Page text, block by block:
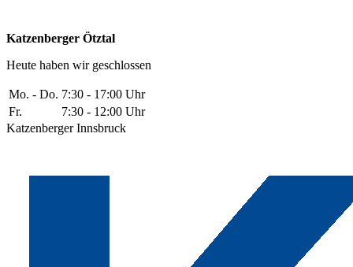
Katzenberger Ötztal
Heute haben wir geschlossen
Mo. - Do. 7:30 - 17:00 Uhr
Fr.
7:30 - 12:00 Uhr
Katzenberger Innsbruck